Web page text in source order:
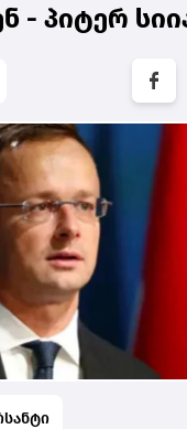
- პიტერ